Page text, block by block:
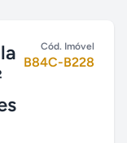
Cód. Imóvel
B84C-B228